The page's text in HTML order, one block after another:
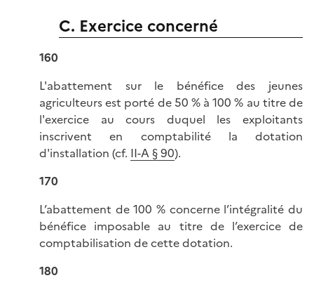
C. Exercice concerné
160
L'abattement sur le bénéfice des jeunes
agriculteurs est porté de 50 % à 100 % au titre de
l'exercice au cours duquel les exploitants
inscrivent en comptabilité la dotation
d'installation (cf. II-A § 90).
170
L’abattement de 100 % concerne l’intégralité du
bénéfice imposable au titre de l’exercice de
comptabilisation de cette dotation.
180